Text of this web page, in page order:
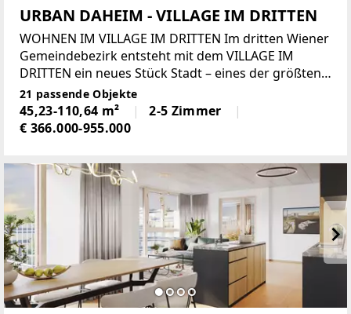
URBAN DAHEIM - VILLAGE IM DRITTEN
WOHNEN IM VILLAGE IM DRITTEN Im dritten Wiener
Gemeindebezirk entsteht mit dem VILLAGE IM
DRITTEN ein neues Stück Stadt – eines der größten
Stadtentwicklungsgebiete Wiens. Auf über elf
Hektar entwickelt die ARE Austrian Real
Estate gemeinsam
21 passende Objekte
45,23-110,64 m²
2-5 Zimmer
€ 366.000-955.000